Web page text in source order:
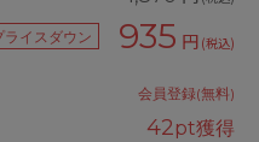
ライスダウン 935 円 (税込)
会員登録(無料)
42pt獲得